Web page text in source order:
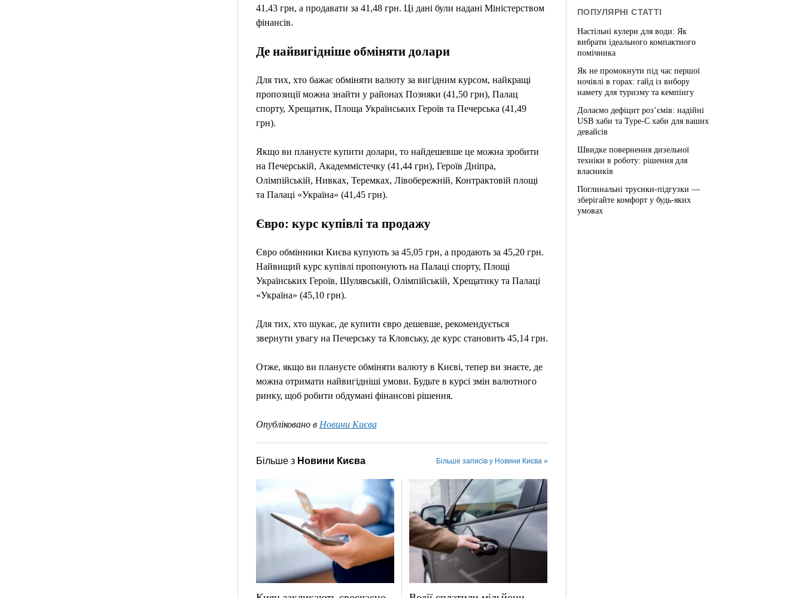
41,43 грн, а продавати за 41,48 грн. Ці дані були надані Міністерством
фінансів.
Де найвигідніше обміняти долари
Для тих, хто бажає обміняти валюту за вигідним курсом, найкращі
пропозиції можна знайти у районах Позняки (41,50 грн), Палац
спорту, Хрещатик, Площа Українських Героїв та Печерська (41,49
грн).
Якщо ви плануєте купити долари, то найдешевше це можна зробити
на Печерській, Академмістечку (41,44 грн), Героїв Дніпра,
Олімпійській, Нивках, Теремках, Лівобережній, Контрактовій площі
та Палаці «Україна» (41,45 грн).
Євро: курс купівлі та продажу
Євро обмінники Києва купують за 45,05 грн, а продають за 45,20 грн.
Найвищий курс купівлі пропонують на Палаці спорту, Площі
Українських Героїв, Шулявській, Олімпійській, Хрещатику та Палаці
«Україна» (45,10 грн).
Для тих, хто шукає, де купити євро дешевше, рекомендується
звернути увагу на Печерську та Кловську, де курс становить 45,14 грн.
Отже, якщо ви плануєте обміняти валюту в Києві, тепер ви знаєте, де
можна отримати найвигідніші умови. Будьте в курсі змін валютного
ринку, щоб робити обдумані фінансові рішення.
Опубліковано в Новини Києва
Більше з Новини Києва Більше записів у Новини Києва »
ПОПУЛЯРНІ СТАТТІ
Настільні кулери для води: Як
вибрати ідеального компактного
помічника
Як не промокнути під час першої
ночівлі в горах: гайд із вибору
намету для туризму та кемпінгу
Долаємо дефіцит роз’ємів: надійні
USB хаби та Type-C хаби для ваших
девайсів
Швидке повернення дизельної
техніки в роботу: рішення для
власників
Поглинальні трусики-підгузки —
зберігайте комфорт у будь-яких
умовах